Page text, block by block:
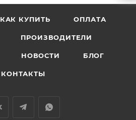
КАК КУПИТЬ ОПЛАТА
ПРОИЗВОДИТЕЛИ
НОВОСТИ БЛОГ
КОНТАКТЫ